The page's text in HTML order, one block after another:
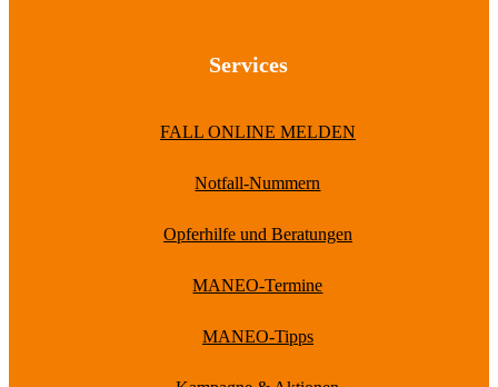
Services
FALL ONLINE MELDEN
Notfall-Nummern
Opferhilfe und Beratungen
MANEO-Termine
MANEO-Tipps